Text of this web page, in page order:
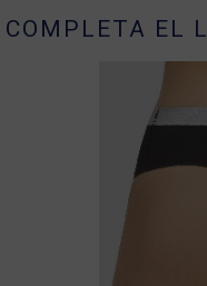
COMPLETA EL